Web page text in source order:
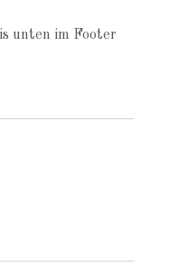
unten im Footer